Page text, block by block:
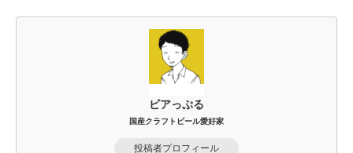
ビアっぷる
国産クラフトビール愛好家
投稿者プロフィール